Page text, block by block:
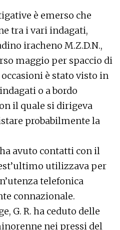
è emerso che
tra i vari indagati,
iracheno M.Z.D.N.,
maggio per spaccio di
è stato visto in
o a bordo
il quale si dirigeva
probabilmente la
ha avuto contatti con il
utilizzava per
telefonica
connazionale.
G. R. ha ceduto delle
nei pressi del